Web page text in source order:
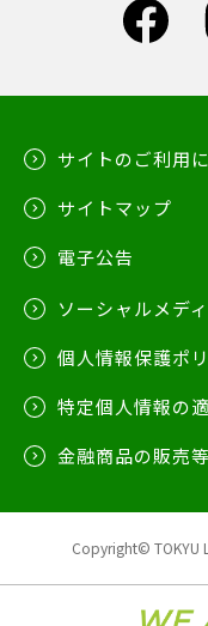
サイトのご利用
サイトマップ
電子公告
ソーシャルメデ
個人情報保護ポ
特定個人情報の
金融商品の販売
Copyright© TOKYU